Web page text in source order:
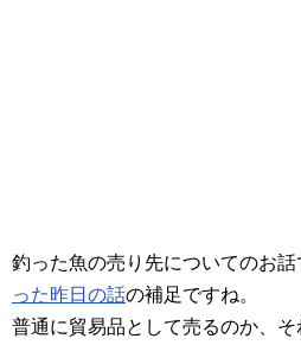
釣った魚の売り先についてのお話
った昨日の話の補足ですね。
普通に貿易品として売るのか、